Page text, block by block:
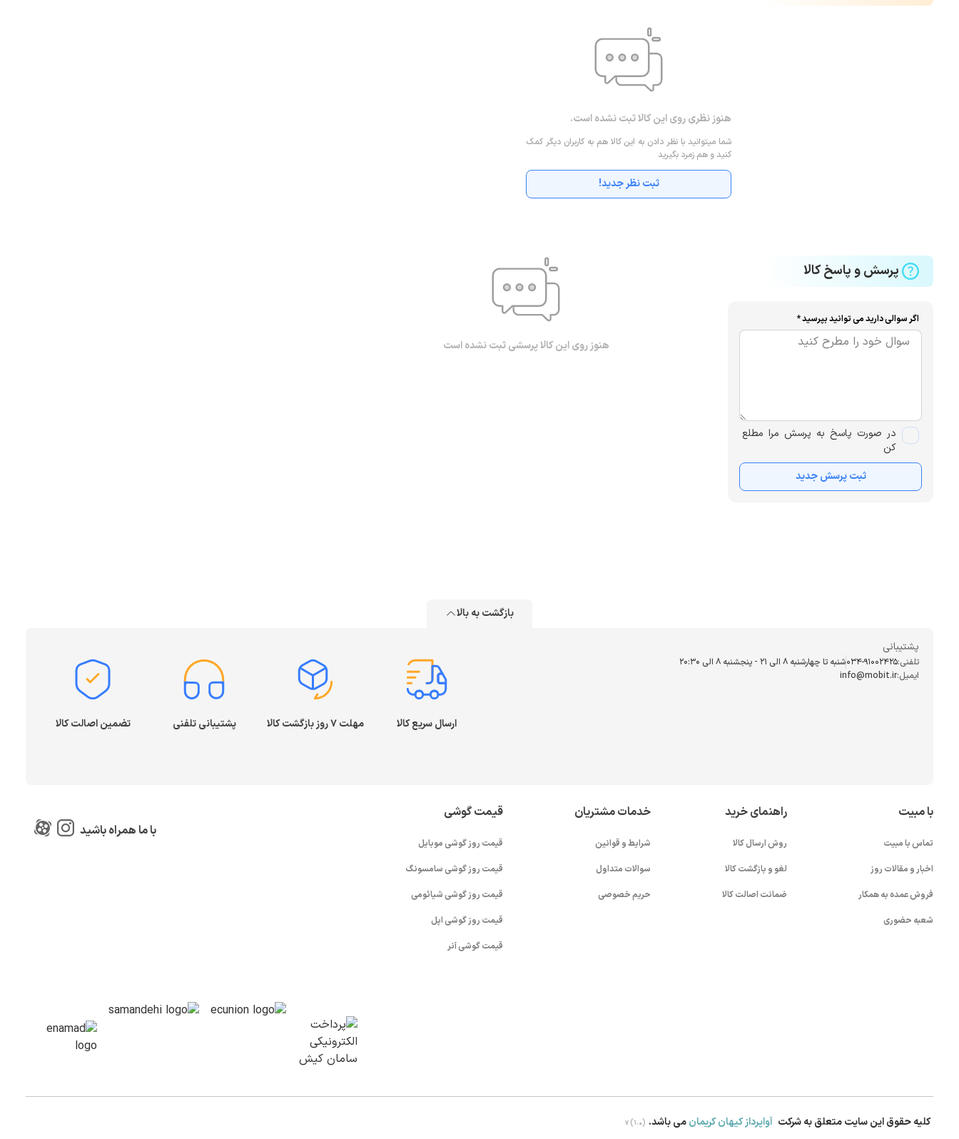
هنوز نظری روی این کالا ثبت نشده است.
شما میتوانید با نظر دادن به این کالا هم به کاربران دیگر کمک
کنید و هم زمرد بگیرید
ثبت نظر جدید!
پرسش و پاسخ کالا
اگر سوالی دارید می توانید بپرسید *
در صورت پاسخ به پرسش مرا مطلع
کن
ثبت پرسش جدید
هنوز روی این کالا پرسشی ثبت نشده است
بازگشت به بالا
پشتیبانی
تلفنی:034-91002425شنبه تا چهارشنبه ۸ الی ۲۱ - پنجشنبه 8 الی ۲۰:۳۰
ایمیل:info@mobit.ir
ارسال سریع کالا مهلت ۷ روز بازگشت کالا پشتیبانی تلفنی تضمین اصالت کالا
با مبیت
تماس با مبیت
اخبار و مقالات روز
فروش عمده به همکار
شعبه حضوری
راهنمای خرید
روش ارسال کالا
لغو و بازگشت کالا
ضمانت اصالت کالا
خدمات مشتریان
شرایط و قوانین
سوالات متداول
حریم خصوصی
قیمت گوشی
قیمت روز گوشی موبایل
قیمت روز گوشی سامسونگ
قیمت روز گوشی شیائومی
قیمت روز گوشی اپل
قیمت گوشی آنر
با ما همراه باشید
کلیه حقوق این سایت متعلق به شرکت آواپرداز کیهان کریمانمی باشد. v (1.0)